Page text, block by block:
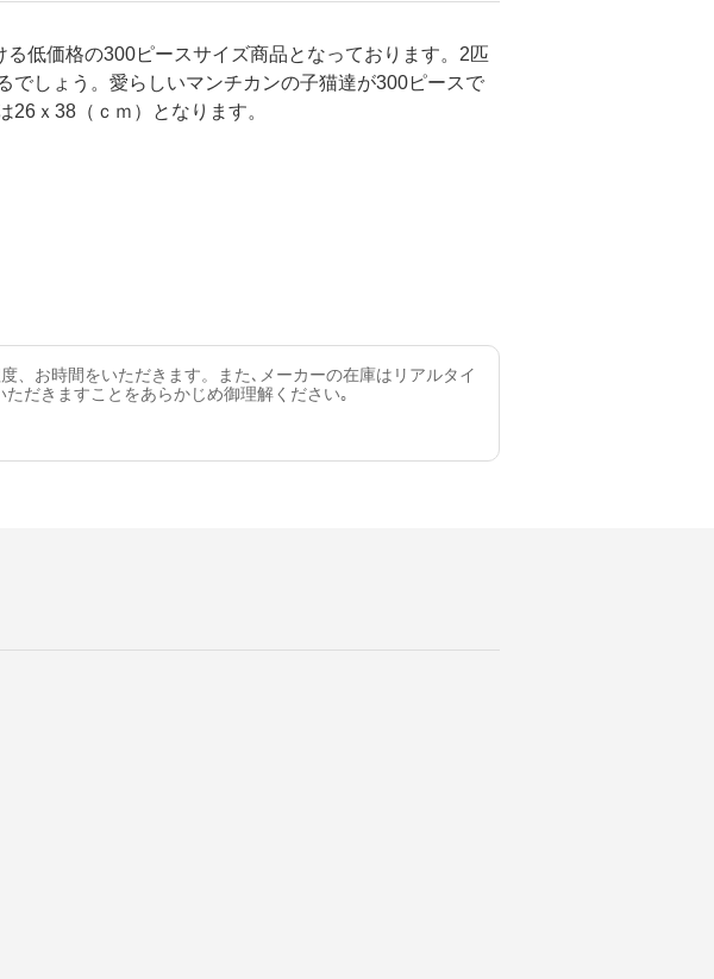
低価格の300ピースサイズ商品となっております。2匹
しょう。愛らしいマンチカンの子猫達が300ピースで
ｘ38（ｃｍ）となります。
お時間をいただきます。また､メーカーの在庫はリアルタイ
だきますことをあらかじめ御理解ください｡